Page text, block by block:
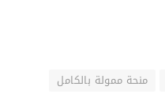
منحة ممولة بالكامل